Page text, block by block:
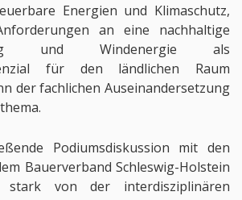
Energien und Klimaschutz,
an eine nachhaltige
und Windenergie als
für den ländlichen Raum
der fachlichen Auseinandersetzung
Podiumsdiskussion mit den
Bauerverband Schleswig-Holstein
von der interdisziplinären